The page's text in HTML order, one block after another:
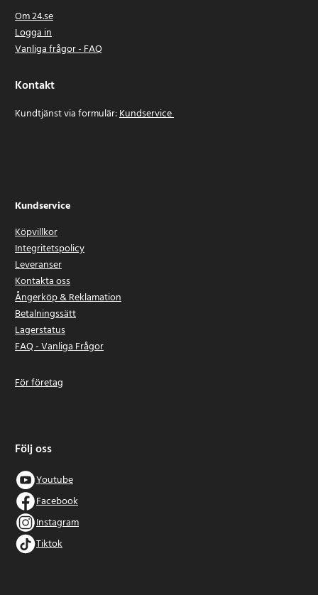
Om 24.se
Logga in
Vanliga frågor - FAQ
Kontakt
Kundtjänst via formulär:Kundservice
Kundservice
Köpvillkor
Integritetspolicy
Leveranser
Kontakta oss
Ångerköp & Reklamation
Betalningssätt
Lagerstatus
FAQ - Vanliga Frågor
För företag
Följ oss
Youtube
Facebook
Instagram
Tiktok